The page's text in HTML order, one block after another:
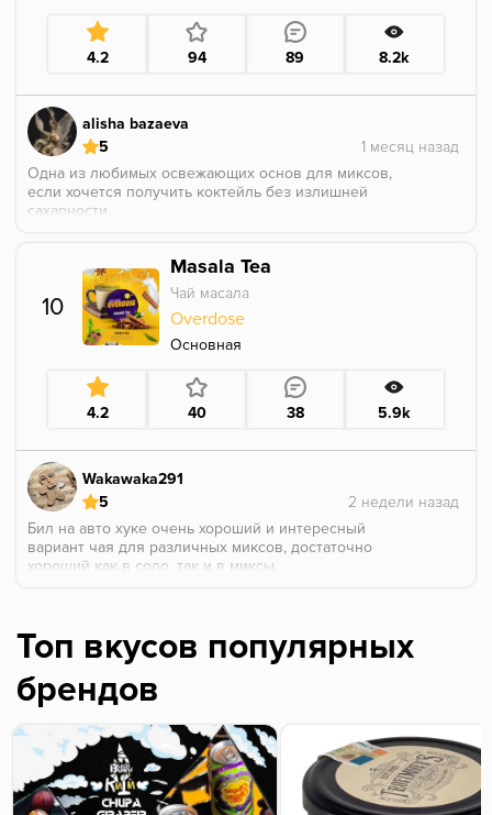
4.2 94 89 8.2k
alisha bazaeva
5
Одна из любимых освежающих основ для миксов,
если хочется получить коктейль без излишней
сахарности.
10
Masala Tea
Чай масала
Overdose
Основная
4.2 40 38 5.9k
Wakawaka291
5
Бил на авто хуке очень хороший и интересный
вариант чая для различных миксов, достаточно
хороший как в соло, так и в миксы.
Топ вкусов популярных
брендов